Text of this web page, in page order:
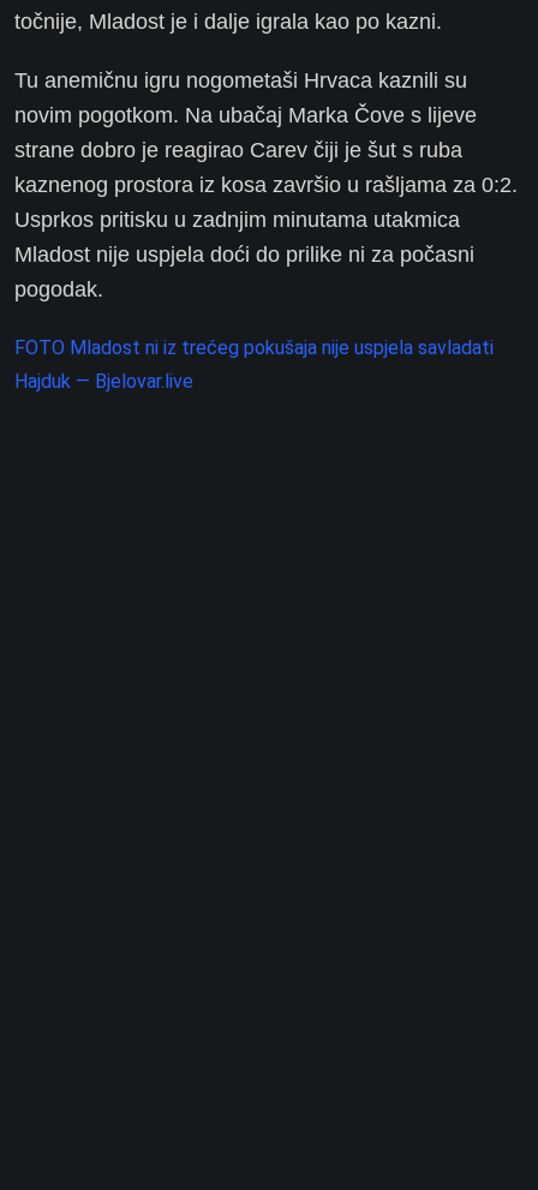
točnije, Mladost je i dalje igrala kao po kazni.
Tu anemičnu igru nogometaši Hrvaca kaznili su
novim pogotkom. Na ubačaj Marka Čove s lijeve
strane dobro je reagirao Carev čiji je šut s ruba
kaznenog prostora iz kosa završio u rašljama za 0:2.
Usprkos pritisku u zadnjim minutama utakmica
Mladost nije uspjela doći do prilike ni za počasni
pogodak.
FOTO Mladost ni iz trećeg pokušaja nije uspjela savladati
Hajduk — Bjelovar.live